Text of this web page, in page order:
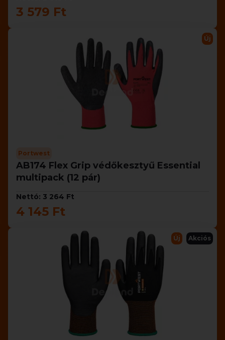
3 579 Ft
Új
Portwest
AB174 Flex Grip védőkesztyű Essential
multipack (12 pár)
Nettó: 3 264 Ft
4 145 Ft
Új Akciós